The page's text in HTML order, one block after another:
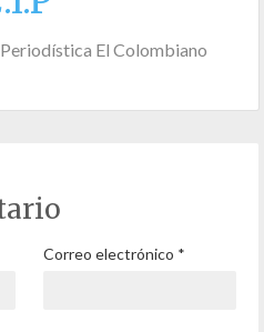
El Colombiano
Correo electrónico *